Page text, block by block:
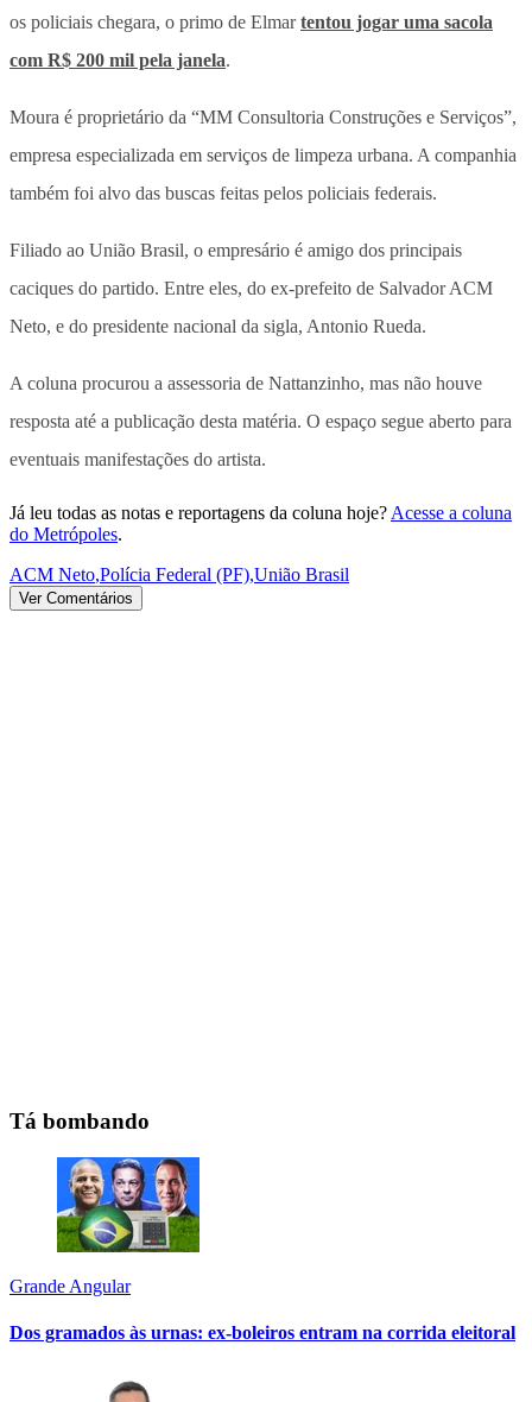
os policiais chegara, o primo de Elmartentou jogar uma sacola
com R$ 200 mil pela janela.
Moura é proprietário da “MM Consultoria Construções e Serviços”,
empresa especializada em serviços de limpeza urbana. A companhia
também foi alvo das buscas feitas pelos policiais federais.
Filiado ao União Brasil, o empresário é amigo dos principais
caciques do partido. Entre eles, do ex-prefeito de Salvador ACM
Neto, e do presidente nacional da sigla, Antonio Rueda.
A coluna procurou a assessoria de Nattanzinho, mas não houve
resposta até a publicação desta matéria. O espaço segue aberto para
eventuais manifestações do artista.
Já leu todas as notas e reportagens da coluna hoje? Acesse a coluna
do Metrópoles.
ACM Neto,Polícia Federal (PF),União Brasil
Ver Comentários
Tá bombando
Grande Angular
Dos gramados às urnas: ex-boleiros entram na corrida eleitoral